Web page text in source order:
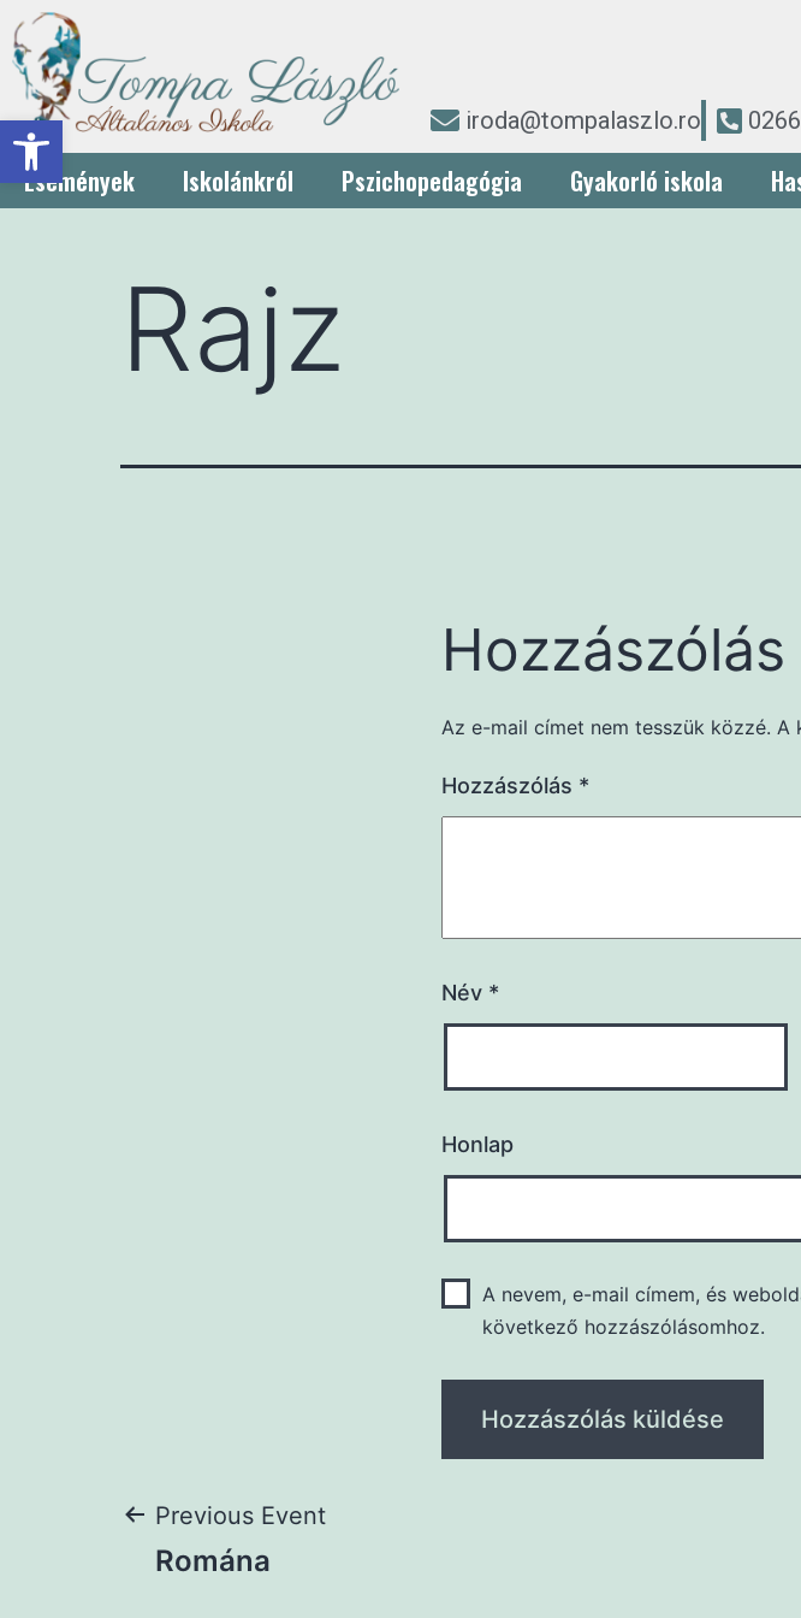
Eszköztár megnyitása iroda@tompalaszlo.ro
Események Iskolánkról Pszichopedagógia Gyakorló iskola
Rajz
Hozzászólás
Az e-mail címet nem tesszük közzé. A
Hozzászólás *
Név *
Honlap
A nevem, e-mail címem, és
következő hozzászólásomhoz.
Previous Event
Romána